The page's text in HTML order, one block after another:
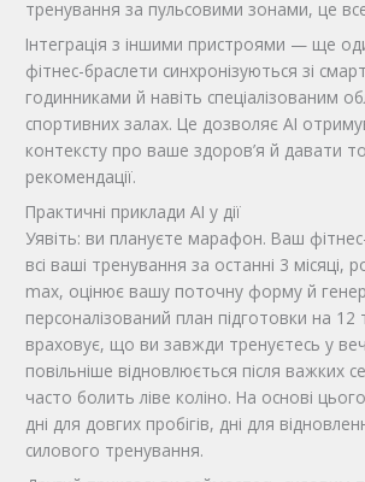
тренування за пульсовими зонами, це
Інтеграція з іншими пристроями — ще
фітнес-браслети синхронізуються зі
годинниками й навіть спеціалізованим
спортивних залах. Це дозволяє AI
контексту про ваше здоров’я й давати
рекомендації.
Практичні приклади AI у дії
Уявіть: ви плануєте марафон. Ваш
всі ваші тренування за останні 3 місяці,
max, оцінює вашу поточну форму й
персоналізований план підготовки на 12
враховує, що ви завжди тренуєтесь у
повільніше відновлюється після важких
часто болить ліве коліно. На основі
дні для довгих пробігів, дні для
силового тренування.